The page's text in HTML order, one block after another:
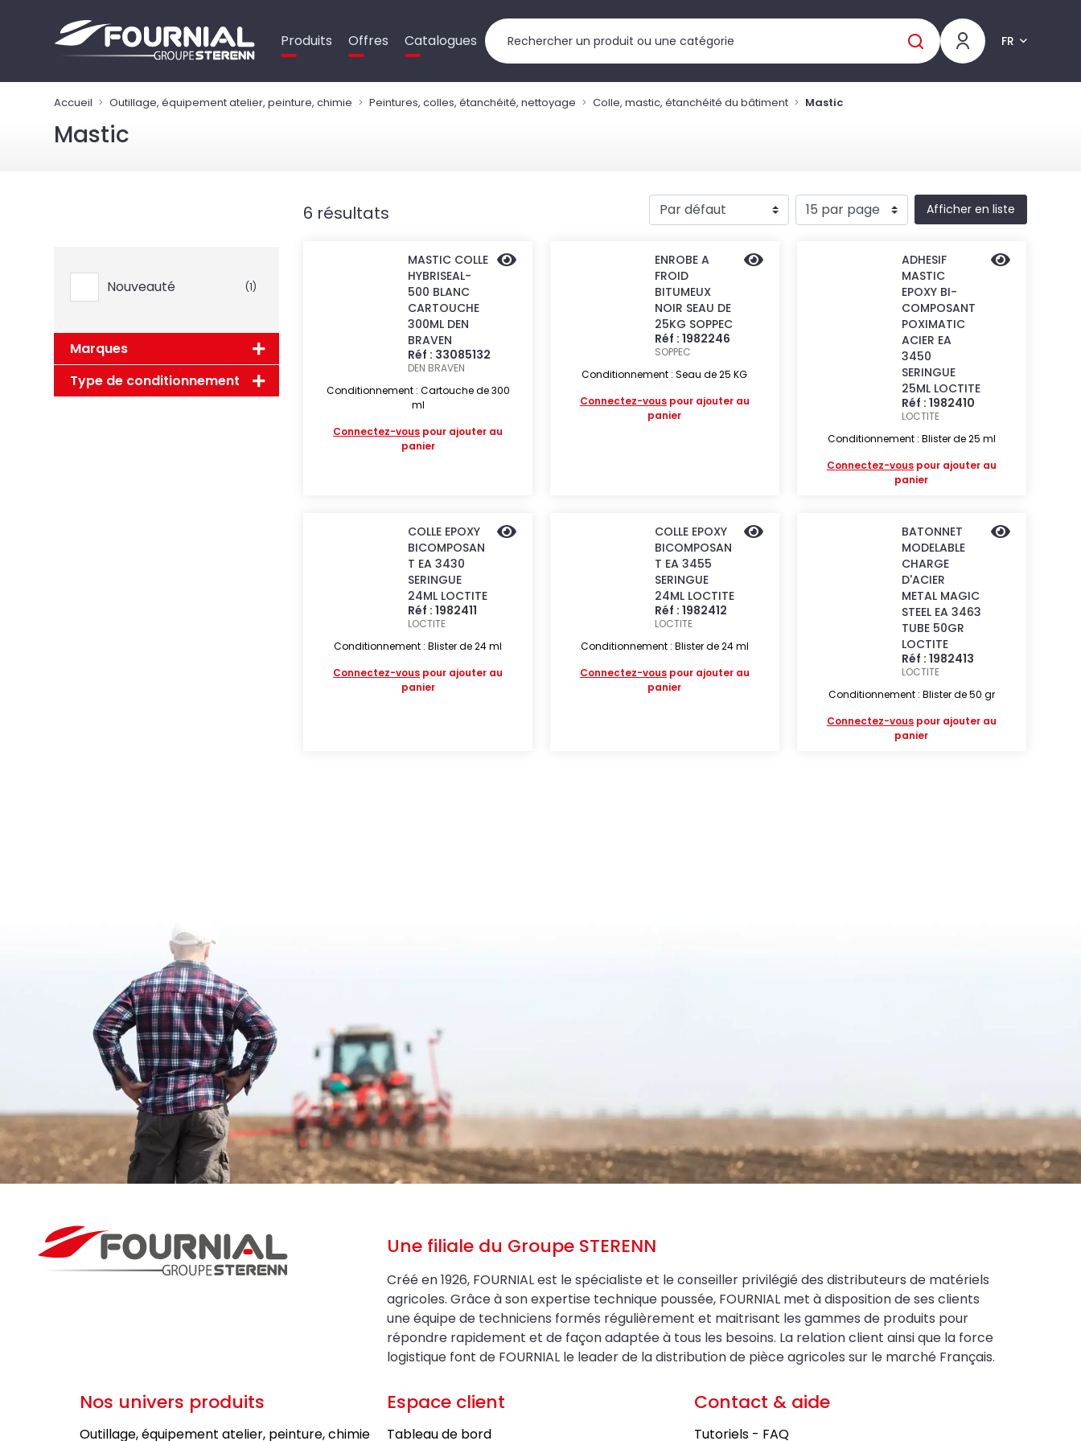
Produits Offres Catalogues FR
Accueil Outillage, équipement atelier, peinture, chimie Peintures, colles, étanchéité, nettoyage Colle, mastic, étanchéité du bâtiment Mastic
Mastic
Nouveauté (1)
Marques
Type de conditionnement
6 résultats Afficher en liste
MASTIC COLLE
HYBRISEAL-
500 BLANC
CARTOUCHE
300ML DEN
BRAVEN
Réf : 33085132
DEN BRAVEN
Conditionnement : Cartouche de 300
ml
Connectez-vous pour ajouter au
panier
ENROBE A
FROID
BITUMEUX
NOIR SEAU DE
25KG SOPPEC
Réf : 1982246
SOPPEC
Conditionnement : Seau de 25 KG
Connectez-vouspour ajouter au
panier
ADHESIF
MASTIC
EPOXY BI-
COMPOSANT
POXIMATIC
ACIER EA
3450
SERINGUE
25ML LOCTITE
Réf : 1982410
LOCTITE
Conditionnement : Blister de 25 ml
Connectez-vouspour ajouter au
panier
COLLE EPOXY
BICOMPOSAN
T EA 3430
SERINGUE
24ML LOCTITE
Réf : 1982411
LOCTITE
Conditionnement : Blister de 24 ml
Connectez-vous pour ajouter au
panier
COLLE EPOXY
BICOMPOSAN
T EA 3455
SERINGUE
24ML LOCTITE
Réf : 1982412
LOCTITE
Conditionnement : Blister de 24 ml
Connectez-vouspour ajouter au
panier
BATONNET
MODELABLE
CHARGE
D'ACIER
METAL MAGIC
STEEL EA 3463
TUBE 50GR
LOCTITE
Réf : 1982413
LOCTITE
Conditionnement : Blister de 50 gr
Connectez-vouspour ajouter au
panier
Une filiale du Groupe STERENN
Créé en 1926, FOURNIAL est le spécialiste et le conseiller privilégié des distributeurs de matériels
agricoles. Grâce à son expertise technique poussée, FOURNIAL met à disposition de ses clients
une équipe de techniciens formés régulièrement et maitrisant les gammes de produits pour
répondre rapidement et de façon adaptée à tous les besoins. La relation client ainsi que la force
logistique font de FOURNIAL le leader de la distribution de pièce agricoles sur le marché Français.
Nos univers produits
Outillage, équipement atelier, peinture, chimie
Espace client
Tableau de bord
Contact & aide
Tutoriels - FAQ